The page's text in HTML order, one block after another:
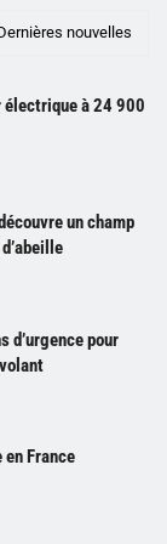
nouvelles
électrique à 24 900
un champ
d’urgence pour
France